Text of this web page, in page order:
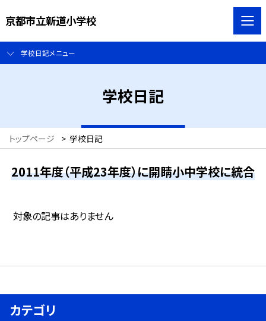
京都市立新道小学校
学校日記メニュー
学校日記
トップページ > 学校日記
2011年度（平成23年度）に開睛小中学校に統合
対象の記事はありません
カテゴリ